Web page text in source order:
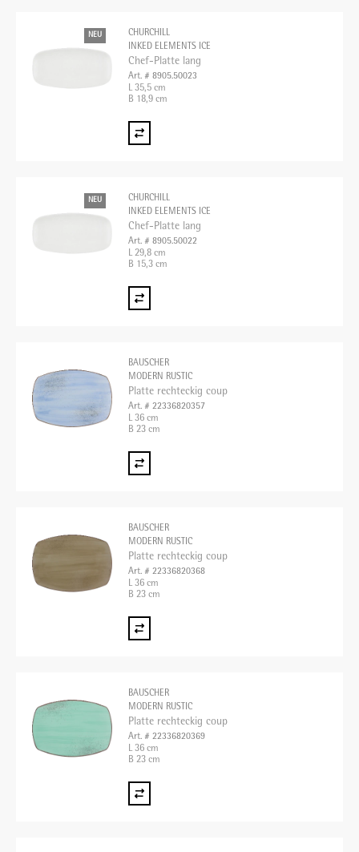
NEU
CHURCHILL
INKED ELEMENTS ICE
Chef-Platte lang
Art. # 8905.50023
L 35,5 cm
B 18,9 cm
NEU
CHURCHILL
INKED ELEMENTS ICE
Chef-Platte lang
Art. # 8905.50022
L 29,8 cm
B 15,3 cm
BAUSCHER
MODERN RUSTIC
Platte rechteckig coup
Art. # 22336820357
L 36 cm
B 23 cm
BAUSCHER
MODERN RUSTIC
Platte rechteckig coup
Art. # 22336820368
L 36 cm
B 23 cm
BAUSCHER
MODERN RUSTIC
Platte rechteckig coup
Art. # 22336820369
L 36 cm
B 23 cm